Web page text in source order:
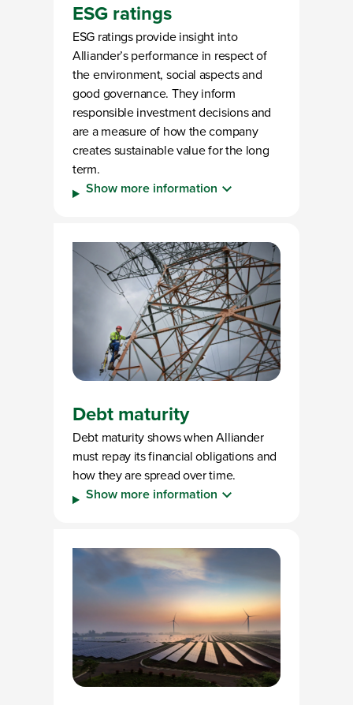
ESG ratings
ESG ratings provide insight into
Alliander’s performance in respect of
the environment, social aspects and
good governance. They inform
responsible investment decisions and
are a measure of how the company
creates sustainable value for the long
term.
Show more information
Debt maturity
Debt maturity shows when Alliander
must repay its financial obligations and
how they are spread over time.
Show more information